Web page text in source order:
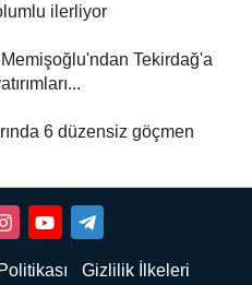
ilerliyor
Memişoğlu'ndan Tekirdağ'a
6 düzensiz göçmen
Gizlilik İlkeleri